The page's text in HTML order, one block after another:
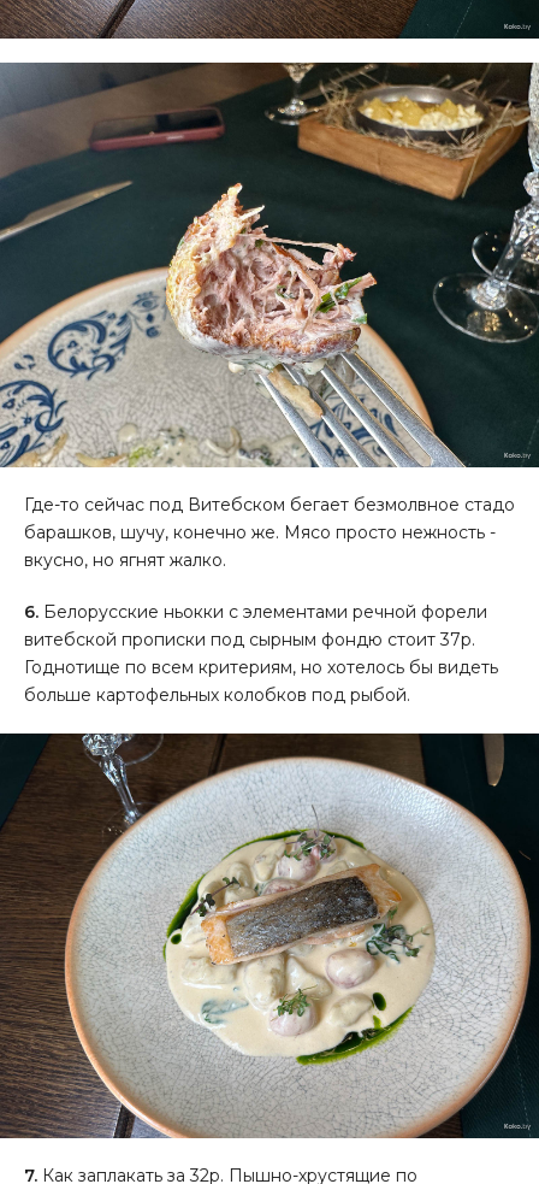
Где-то сейчас под Витебском бегает безмолвное стадо
барашков, шучу, конечно же. Мясо просто нежность -
вкусно, но ягнят жалко.
6. Белорусские ньокки с элементами речной форели
витебской прописки под сырным фондю стоит 37р.
Годнотище по всем критериям, но хотелось бы видеть
больше картофельных колобков под рыбой.
7. Как заплакать за 32р. Пышно-хрустящие по